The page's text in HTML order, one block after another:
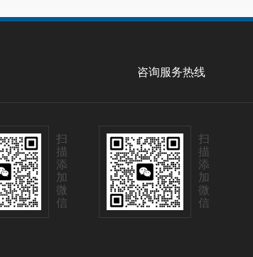
咨询服务热线
扫
描
添
加
微
信
扫
描
添
加
微
信